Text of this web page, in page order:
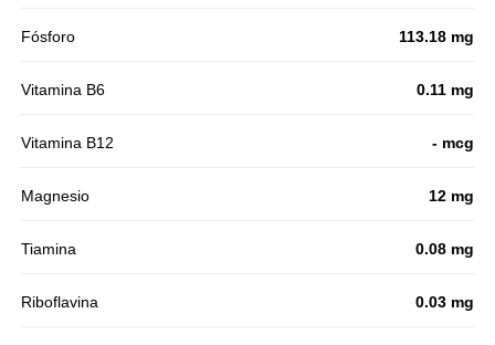
Fósforo 113.18 mg
Vitamina B6 0.11 mg
Vitamina B12 - mcg
Magnesio 12 mg
Tiamina 0.08 mg
Riboflavina 0.03 mg